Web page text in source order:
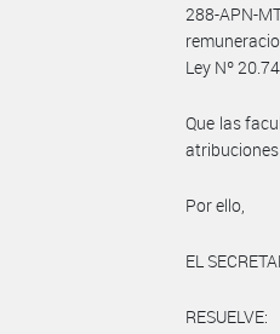
288-APN-
Ley Nº
Que las
Por ello,
EL
RESUELVE: